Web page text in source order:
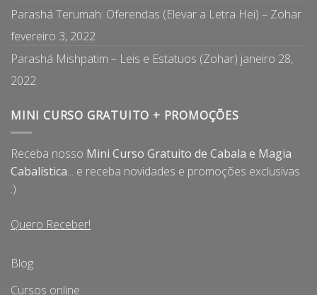
Parashá Terumah: Oferendas (Elevar a Letra Hei) – Zohar
fevereiro 3, 2022
Parashá Mishpatim – Leis e Estatuos (Zohar) janeiro 28,
2022
MINI CURSO GRATUITO + PROMOÇÕES
Receba nosso Mini Curso Gratuito de Cabala e Magia
Cabalística... e receba novidades e promoções exclusivas
:)
Quero Receber!
Blog
Cursos online